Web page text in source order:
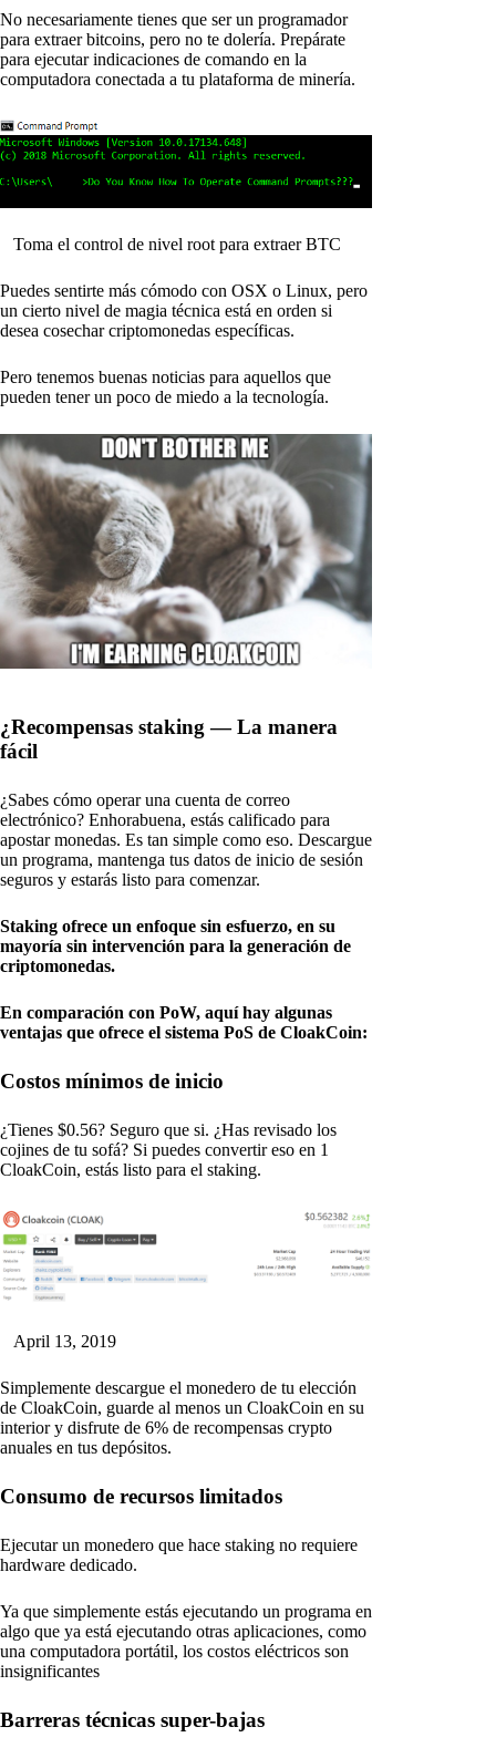
No necesariamente tienes que ser un programador
para extraer bitcoins, pero no te dolería. Prepárate
para ejecutar indicaciones de comando en la
computadora conectada a tu plataforma de minería.
Toma el control de nivel root para extraer BTC
Puedes sentirte más cómodo con OSX o Linux, pero
un cierto nivel de magia técnica está en orden si
desea cosechar criptomonedas específicas.
Pero tenemos buenas noticias para aquellos que
pueden tener un poco de miedo a la tecnología.
¿Recompensas staking — La manera
fácil
¿Sabes cómo operar una cuenta de correo
electrónico? Enhorabuena, estás calificado para
apostar monedas. Es tan simple como eso. Descargue
un programa, mantenga tus datos de inicio de sesión
seguros y estarás listo para comenzar.
Staking ofrece un enfoque sin esfuerzo, en su
mayoría sin intervención para la generación de
criptomonedas.
En comparación con PoW, aquí hay algunas
ventajas que ofrece el sistema PoS de CloakCoin:
Costos mínimos de inicio
¿Tienes $0.56? Seguro que si. ¿Has revisado los
cojines de tu sofá? Si puedes convertir eso en 1
CloakCoin, estás listo para el staking.
April 13, 2019
Simplemente descargue el monedero de tu elección
de CloakCoin, guarde al menos un CloakCoin en su
interior y disfrute de 6% de recompensas crypto
anuales en tus depósitos.
Consumo de recursos limitados
Ejecutar un monedero que hace staking no requiere
hardware dedicado.
Ya que simplemente estás ejecutando un programa en
algo que ya está ejecutando otras aplicaciones, como
una computadora portátil, los costos eléctricos son
insignificantes
Barreras técnicas super-bajas